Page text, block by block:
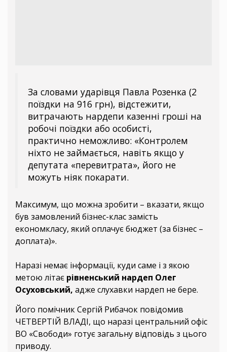
За словами ударівця Павла Розенка (2
поїздки на 916 грн), відстежити,
витрачають нардепи казенні гроші на
робочі поїздки або особисті,
практично неможливо: «Контролем
ніхто не займається, навіть якщо у
депутата «перевитрата», його не
можуть ніяк покарати.
Максимум, що можна зробити – вказати, якщо
був замовлений бізнес-клас замість
економкласу, який оплачує бюджет (за бізнес –
доплата)».
Наразі немає інформації, куди саме і з якою
метою літає рівненський нардеп Олег
Осуховський, адже слухавки нардеп не бере.
Його помічник Сергій Рибачок повідомив
ЧЕТВЕРТІЙ ВЛАДІ, що наразі центральний офіс
ВО «Свободи» готує загальну відповідь з цього
приводу.